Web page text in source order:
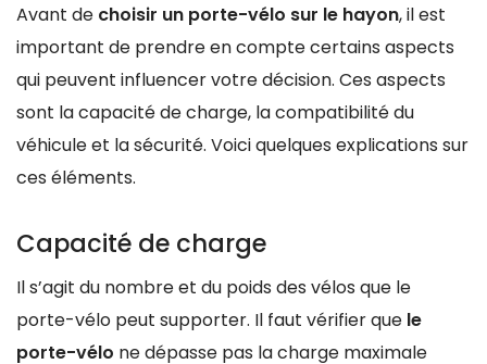
Avant de choisir un porte-vélo sur le hayon, il est
important de prendre en compte certains aspects
qui peuvent influencer votre décision. Ces aspects
sont la capacité de charge, la compatibilité du
véhicule et la sécurité. Voici quelques explications sur
ces éléments.
Capacité de charge
Il s’agit du nombre et du poids des vélos que le
porte-vélo peut supporter. Il faut vérifier que le
porte-vélo ne dépasse pas la charge maximale